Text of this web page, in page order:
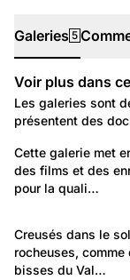
Galeries 5
Galeries
Voir plus dans
Les galeries sont
présentent des
Autre: Non classée
Repérages de
Cette galerie met
des films et des
pour la quali…
Environnement:
Les bisses du
Creusés dans le
rocheuses,
bisses du Val…